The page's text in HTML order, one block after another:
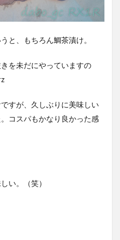
と、もちろん鯛茶漬け。
を未だにやっていますの
すが、久しぶりに美味しい
コスパもかなり良かった感
い。（笑）